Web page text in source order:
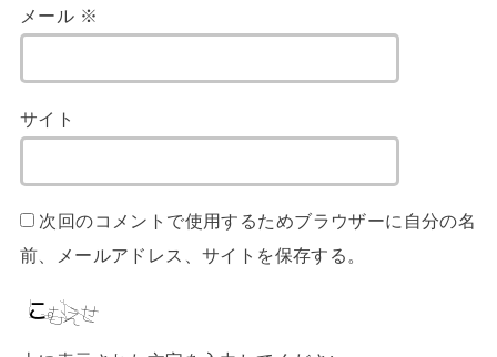
メール ※
サイト
次回のコメントで使用するためブラウザーに自分の名
前、メールアドレス、サイトを保存する。